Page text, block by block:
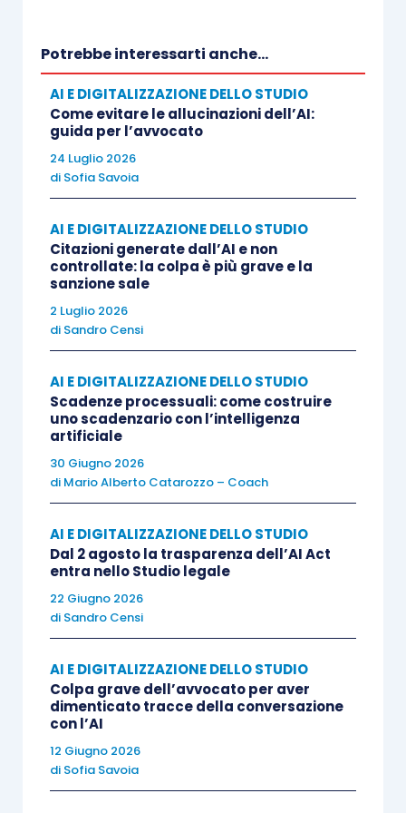
Una prima impostazione interpretativa tende a
considerare l’AI come un semplice strumento
software di ricerca giuridica. In tale lettura,
l’errore derivante da un output inesatto
resterebbe integralmente imputabile al
professionista che abbia omesso le necessarie
verifiche. Un diverso orientamento, più attento
alla crescente autonomia operativa dei sistemi
generativi, evidenzia invece la necessità di
elaborare standard professionali nuovi, calibrati
sulla specificità del rischio tecnologico. In
entrambi i casi, però, il punto di convergenza
rimane uno: l’avvocato non può delegare il
controllo finale della correttezza giuridica a uno
strumento automatizzato.
Per gli Studi legali, il tema assume quindi una
dimensione organizzativa prima ancora che
individuale. L’introduzione dell’AI nei processi
interni richiede policy operative chiare,
tracciabilità delle verifiche effettuate. La
supervisione non può più limitarsi a una
validazione formale dell’atto predisposto dal
collaboratore, ma deve comprendere controlli
Potrebbe interessarti anche...
AI E DIGITALIZZAZIONE DELLO STUDIO
Come evitare le allucinazioni dell’AI:
guida per l’avvocato
24 Luglio 2026
di Sofia Savoia
AI E DIGITALIZZAZIONE DELLO STUDIO
Citazioni generate dall’AI e non
controllate: la colpa è più grave e la
sanzione sale
2 Luglio 2026
di Sandro Censi
AI E DIGITALIZZAZIONE DELLO STUDIO
Scadenze processuali: come costruire
uno scadenzario con l’intelligenza
artificiale
30 Giugno 2026
di Mario Alberto Catarozzo – Coach
AI E DIGITALIZZAZIONE DELLO STUDIO
Dal 2 agosto la trasparenza dell’AI Act
entra nello Studio legale
22 Giugno 2026
di Sandro Censi
AI E DIGITALIZZAZIONE DELLO STUDIO
Colpa grave dell’avvocato per aver
dimenticato tracce della conversazione
con l’AI
12 Giugno 2026
di Sofia Savoia